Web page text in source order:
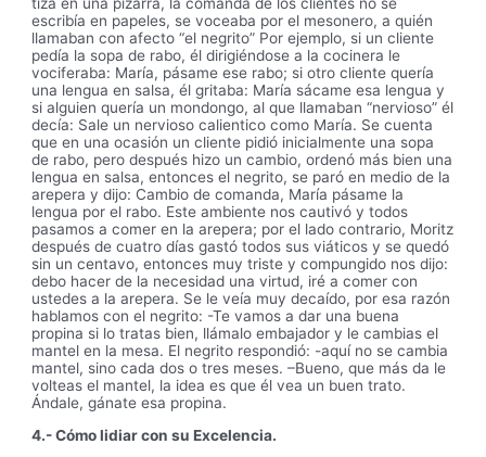
escribía en papeles, se voceaba por el mesonero, a quién
llamaban con afecto “el negrito” Por ejemplo, si un cliente
pedía la sopa de rabo, él dirigiéndose a la cocinera le
vociferaba: María, pásame ese rabo; si otro cliente quería
una lengua en salsa, él gritaba: María sácame esa lengua y
si alguien quería un mondongo, al que llamaban “nervioso” él
decía: Sale un nervioso calientico como María. Se cuenta
que en una ocasión un cliente pidió inicialmente una sopa
de rabo, pero después hizo un cambio, ordenó más bien una
lengua en salsa, entonces el negrito, se paró en medio de la
arepera y dijo: Cambio de comanda, María pásame la
lengua por el rabo. Este ambiente nos cautivó y todos
pasamos a comer en la arepera; por el lado contrario, Moritz
después de cuatro días gastó todos sus viáticos y se quedó
sin un centavo, entonces muy triste y compungido nos dijo:
debo hacer de la necesidad una virtud, iré a comer con
ustedes a la arepera. Se le veía muy decaído, por esa razón
hablamos con el negrito: -Te vamos a dar una buena
propina si lo tratas bien, llámalo embajador y le cambias el
mantel en la mesa. El negrito respondió: -aquí no se cambia
mantel, sino cada dos o tres meses. –Bueno, que más da le
volteas el mantel, la idea es que él vea un buen trato.
Ándale, gánate esa propina.
4.- Cómo lidiar con su Excelencia.